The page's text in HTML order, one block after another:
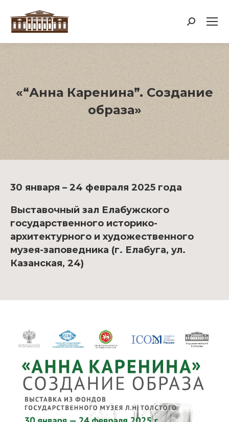
Поиск:
«“Анна Каренина”. Создание
образа»
30 января – 24 февраля 2025 года
Выставочный зал Елабужского
государственного историко-
архитектурного и художественного
музея-заповедника (г. Елабуга, ул.
Казанская, 24)